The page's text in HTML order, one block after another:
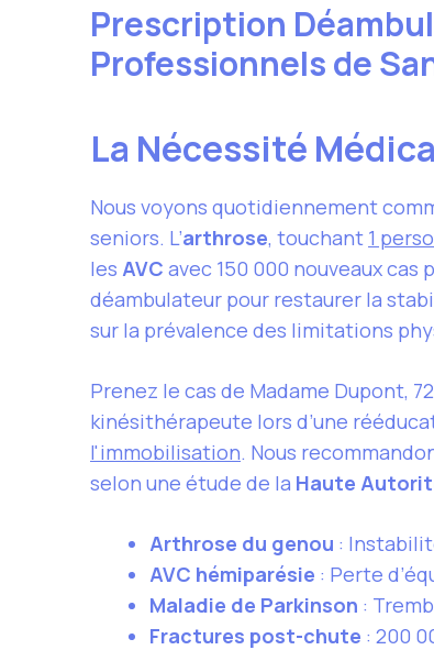
Prescription
Professionnels de
La Nécessité
Nous voyons quotidiennement
seniors. L’arthrose, touchant 1
les AVC avec 150 000 nouveaux cas
déambulateur pour restaurer la
sur la prévalence des limitations
Prenez le cas de Madame Dupont,
kinésithérapeute lors d’une
l'immobilisation. Nous
selon une étude de la Haute
Arthrose du genou :
AVC hémiparésie : Perte
Maladie de Parkinson :
Fractures post-chute : 200